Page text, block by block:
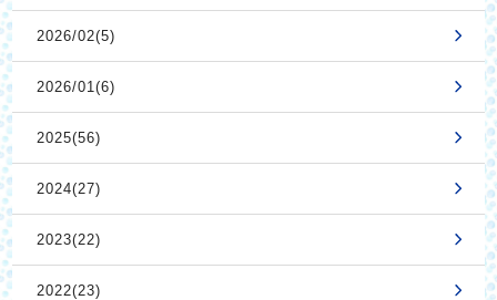
2026/02(5)
2026/01(6)
2025(56)
2024(27)
2023(22)
2022(23)